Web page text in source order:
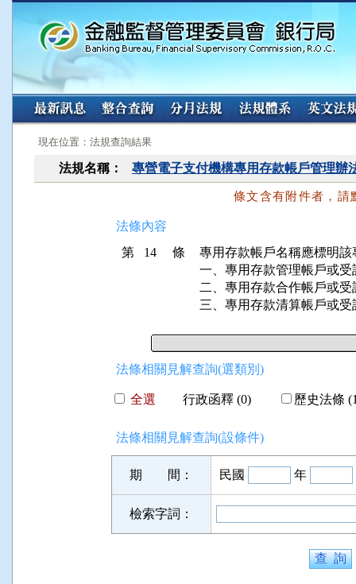
:::
現在位置：法規查詢結果
法規名稱： 專營電子支付機構專用存款帳戶管理辦
條文含有附件者，請
法條內容
第 14 條
專用存款帳戶名稱應標明
一、專用存款管理帳戶或
二、專用存款合作帳戶或
三、專用存款清算帳戶或
法條相關見解查詢(選類別)
全選 行政函釋 (0) 歷史法條
法條相關見解查詢(設條件)
期 間： 民國 年
檢索字詞：